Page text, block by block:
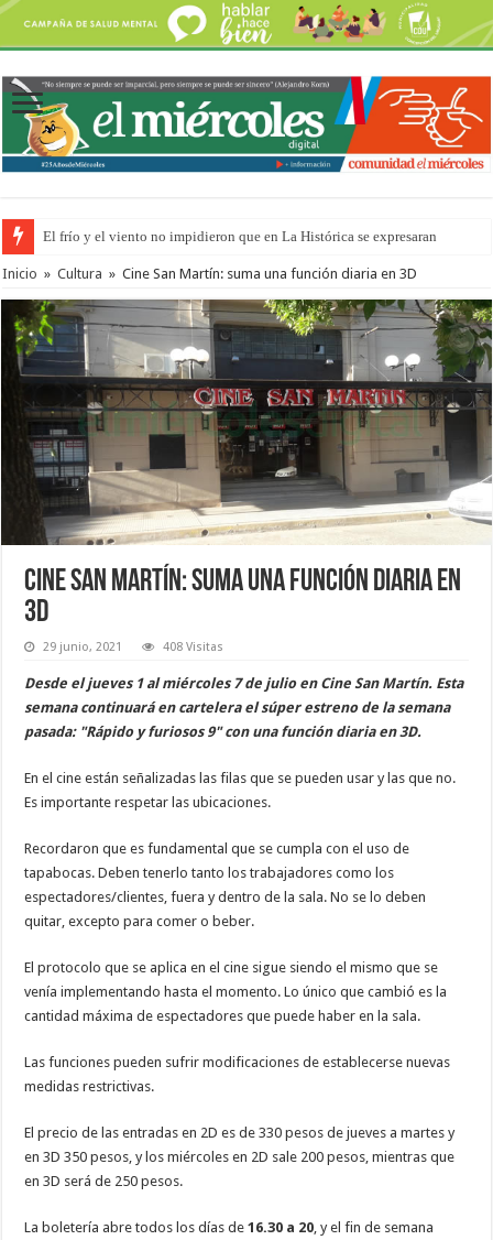
El frío y el viento no impidieron que en La Histórica se expresaran
OSER: Frigerio aseguró que mejoraron el servicio, redujeron el déficit en
Inicio » Cultura » Cine San Martín: suma una función diaria en 3D
Cine San Martín: suma una función diaria en
3D
29 junio, 2021 408 Visitas
Desde el jueves 1 al miércoles 7 de julio en Cine San Martín. Esta
semana continuará en cartelera el súper estreno de la semana
pasada: "Rápido y furiosos 9" con una función diaria en 3D.
En el cine están señalizadas las filas que se pueden usar y las que no.
Es importante respetar las ubicaciones.
Recordaron que es fundamental que se cumpla con el uso de
tapabocas. Deben tenerlo tanto los trabajadores como los
espectadores/clientes, fuera y dentro de la sala. No se lo deben
quitar, excepto para comer o beber.
El protocolo que se aplica en el cine sigue siendo el mismo que se
venía implementando hasta el momento. Lo único que cambió es la
cantidad máxima de espectadores que puede haber en la sala.
Las funciones pueden sufrir modificaciones de establecerse nuevas
medidas restrictivas.
El precio de las entradas en 2D es de 330 pesos de jueves a martes y
en 3D 350 pesos, y los miércoles en 2D sale 200 pesos, mientras que
en 3D será de 250 pesos.
La boletería abre todos los días de 16.30 a 20 , y el fin de semana